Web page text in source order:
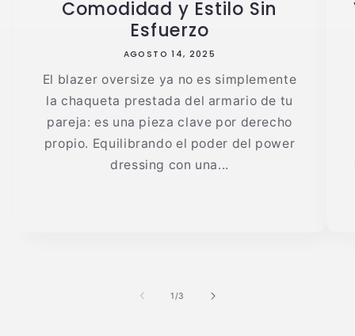
Comodidad y Estilo Sin
Esfuerzo
AGOSTO 14, 2025
El blazer oversize ya no es simplemente
la chaqueta prestada del armario de tu
pareja: es una pieza clave por derecho
propio. Equilibrando el poder del power
dressing con una...
1 /de
3